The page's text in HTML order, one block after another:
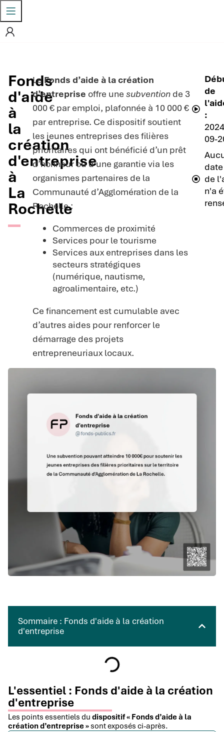
Fonds
d'aide
à
la
création
d'entreprise
à
La
Rochelle
Le Fonds d’aide à la création
d’entreprise offre unesubvention de 3
000 € par emploi, plafonnée à 10 000 €
par entreprise. Ce dispositif soutient
les jeunes entreprises des filières
prioritaires qui ont bénéficié d’un prêt
d’honneur ou d’une garantie via les
organismes partenaires de la
Communauté d’Agglomération de la
Rochelle :
Commerces de proximité
Services pour le tourisme
Services aux entreprises dans les
secteurs stratégiques
(numérique, nautisme,
agroalimentaire, etc.)
Ce financement est cumulable avec
d’autres aides pour renforcer le
démarrage des projets
entrepreneuriaux locaux.
de
:
09-
de
n'a
Sommaire : Fonds d'aide à la création
d'entreprise
L'essentiel : Fonds d'aide à la création
d'entreprise
Les points essentiels du dispositif « Fonds d’aide à la
création d’entreprise » sont exposés ci-après.